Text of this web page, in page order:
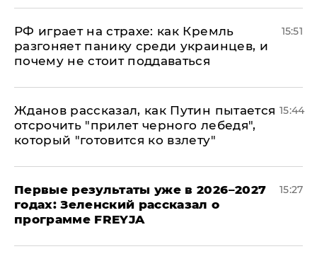
РФ играет на страхе: как Кремль
разгоняет панику среди украинцев, и
почему не стоит поддаваться
15:51
Жданов рассказал, как Путин пытается
отсрочить "прилет черного лебедя",
который "готовится ко взлету"
15:44
Первые результаты уже в 2026–2027
годах: Зеленский рассказал о
программе FREYJA
15:27